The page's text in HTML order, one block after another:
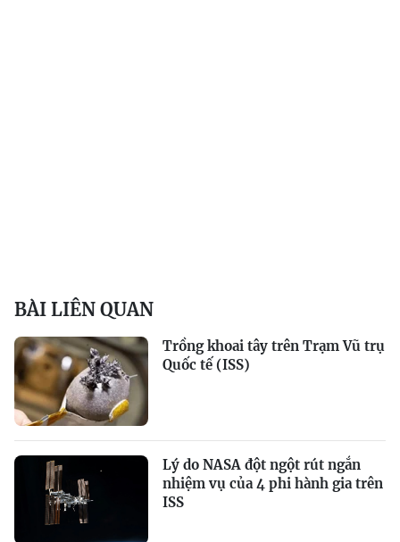
BÀI LIÊN QUAN
Trồng khoai tây trên Trạm Vũ trụ
Quốc tế (ISS)
Lý do NASA đột ngột rút ngắn
nhiệm vụ của 4 phi hành gia trên
ISS